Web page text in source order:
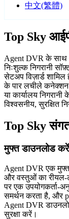
中文(繁體)
Top Sky
Agent DVR के साथ
निःशुल्क निगरानी
सेटअप विज़ार्ड
के पार लचीले कनेक्शन
या कार्यालय
विश्वसनीय, सुरक्षित
Top Sky
मुफ्त डाउनलोड
Agent DVR एक मुफ्त
और वस्तुओं का रीयल-
पर एक उपयोगकर्ता-
समर्थन करता है, और
Agent DVR
सुरक्षा करें।